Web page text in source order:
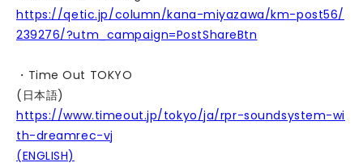
https://qetic.jp/column/kana-miyazawa/km-post56/
239276/?utm_campaign=PostShareBtn
・Time Out TOKYO
(日本語)
https://www.timeout.jp/tokyo/ja/rpr-soundsystem-wi
th-dreamrec-vj
(ENGLISH)